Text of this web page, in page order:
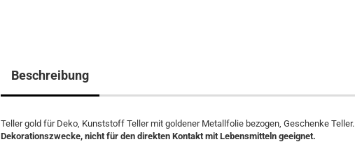
Beschreibung
Teller gold für Deko, Kunststoff Teller mit goldener Metallfolie bezogen, Geschenke Teller.
Dekorationszwecke, nicht für den direkten Kontakt mit Lebensmitteln geeignet.